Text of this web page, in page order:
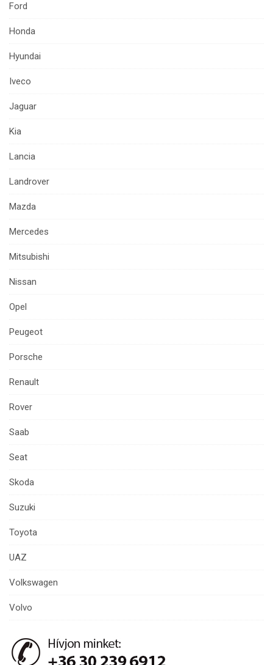
Ford
Honda
Hyundai
Iveco
Jaguar
Kia
Lancia
Landrover
Mazda
Mercedes
Mitsubishi
Nissan
Opel
Peugeot
Porsche
Renault
Rover
Saab
Seat
Skoda
Suzuki
Toyota
UAZ
Volkswagen
Volvo